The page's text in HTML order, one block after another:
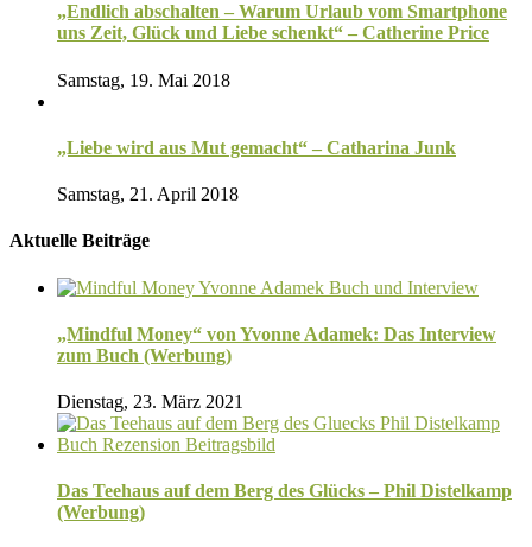
„Endlich abschalten – Warum Urlaub vom Smartphone
uns Zeit, Glück und Liebe schenkt“ – Catherine Price
Samstag, 19. Mai 2018
„Liebe wird aus Mut gemacht“ – Catharina Junk
Samstag, 21. April 2018
Aktuelle Beiträge
„Mindful Money“ von Yvonne Adamek: Das Interview
zum Buch (Werbung)
Dienstag, 23. März 2021
Das Teehaus auf dem Berg des Glücks – Phil Distelkamp
(Werbung)